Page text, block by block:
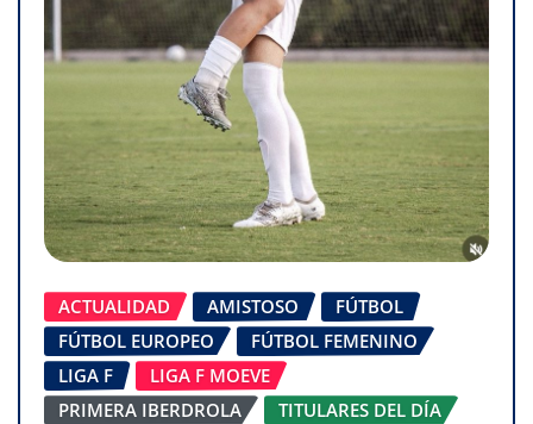
ACTUALIDAD AMISTOSO
FÚTBOL
FÚTBOL EUROPEO
FÚTBOL FEMENINO
LIGA F
LIGA F MOEVE
PRIMERA IBERDROLA
TITULARES DEL DÍA